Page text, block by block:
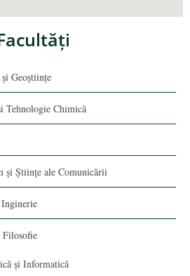
Geoștiințe
Tehnologie Chimică
şi Ştiinţe ale Comunicării
Filosofie
şi Informatică